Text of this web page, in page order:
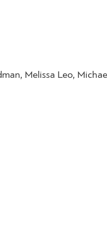
Melissa Leo,